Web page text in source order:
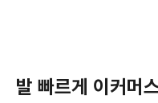
발 빠르게 이커머